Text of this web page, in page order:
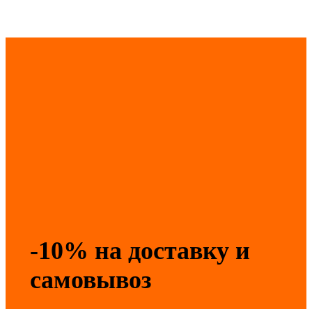
-10% на доставку и
самовывоз